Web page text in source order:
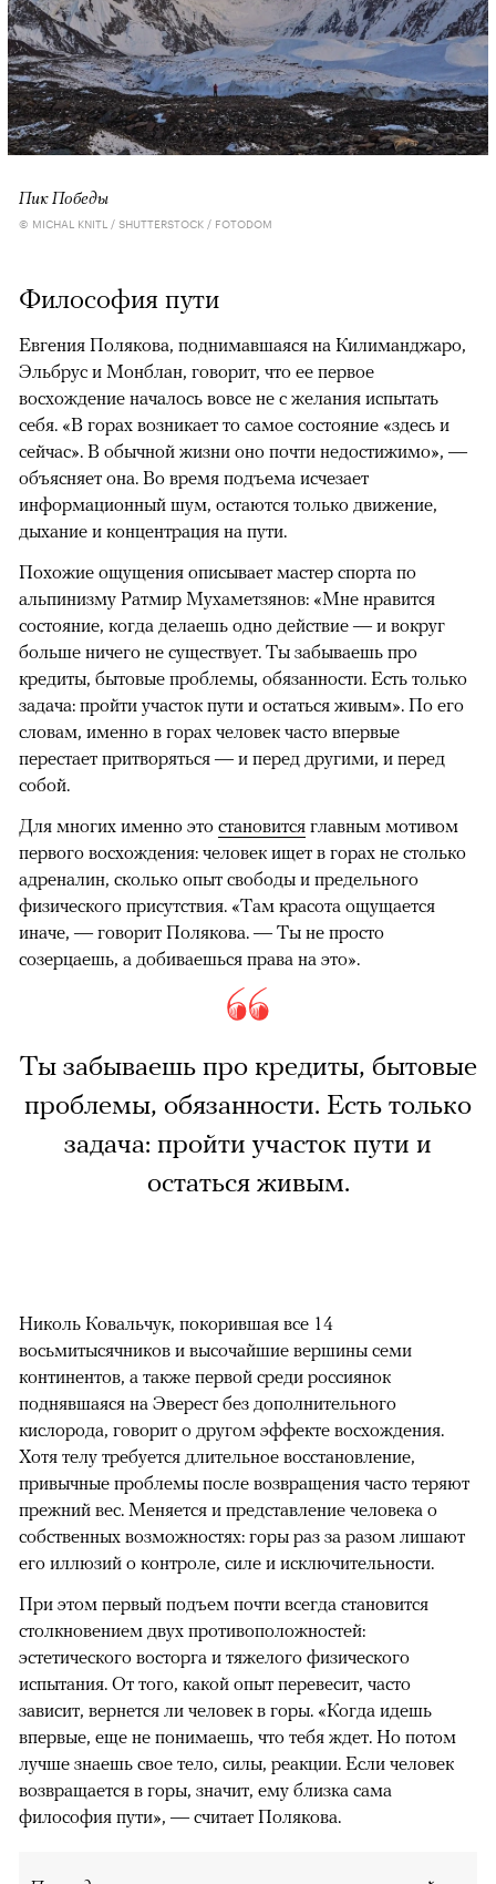
Пик Победы
© MICHAL KNITL / SHUTTERSTOCK / FOTODOM
Философия пути
Евгения Полякова, поднимавшаяся на Килиманджаро,
Эльбрус и Монблан, говорит, что ее первое
восхождение началось вовсе не с желания испытать
себя. «В горах возникает то самое состояние «здесь и
сейчас». В обычной жизни оно почти недостижимо», —
объясняет она. Во время подъема исчезает
информационный шум, остаются только движение,
дыхание и концентрация на пути.
Похожие ощущения описывает мастер спорта по
альпинизму Ратмир Мухаметзянов: «Мне нравится
состояние, когда делаешь одно действие — и вокруг
больше ничего не существует. Ты забываешь про
кредиты, бытовые проблемы, обязанности. Есть только
задача: пройти участок пути и остаться живым». По его
словам, именно в горах человек часто впервые
перестает притворяться — и перед другими, и перед
собой.
Для многих именно это становится главным мотивом
первого восхождения: человек ищет в горах не столько
адреналин, сколько опыт свободы и предельного
физического присутствия. «Там красота ощущается
иначе, — говорит Полякова. — Ты не просто
созерцаешь, а добиваешься права на это».
Ты забываешь про кредиты, бытовые
проблемы, обязанности. Есть только
задача: пройти участок пути и
остаться живым.
Николь Ковальчук, покорившая все 14
восьмитысячников и высочайшие вершины семи
континентов, а также первой среди россиянок
поднявшаяся на Эверест без дополнительного
кислорода, говорит о другом эффекте восхождения.
Хотя телу требуется длительное восстановление,
привычные проблемы после возвращения часто теряют
прежний вес. Меняется и представление человека о
собственных возможностях: горы раз за разом лишают
его иллюзий о контроле, силе и исключительности.
При этом первый подъем почти всегда становится
столкновением двух противоположностей:
эстетического восторга и тяжелого физического
испытания. От того, какой опыт перевесит, часто
зависит, вернется ли человек в горы. «Когда идешь
впервые, еще не понимаешь, что тебя ждет. Но потом
лучше знаешь свое тело, силы, реакции. Если человек
возвращается в горы, значит, ему близка сама
философия пути», — считает Полякова.